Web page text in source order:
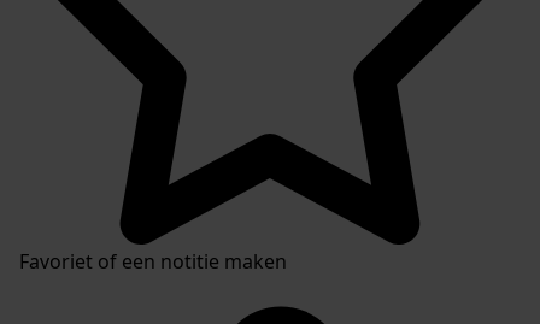
Favoriet of een notitie maken